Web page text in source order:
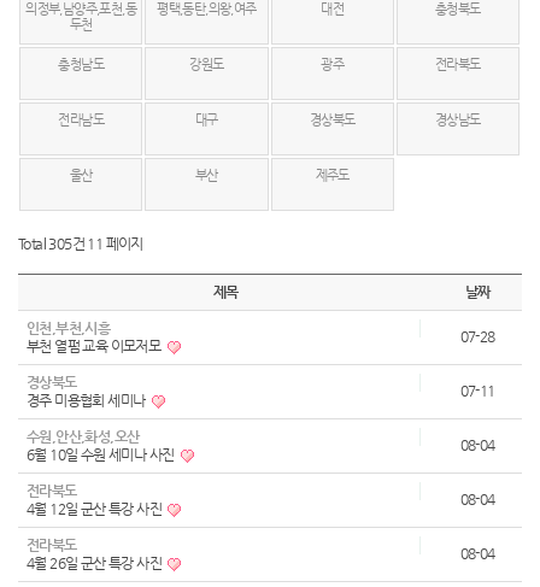
의정부,남양주,포천,동
두천
평택,동탄,의왕,여주 대전 충청북도
충청남도 강원도 광주 전라북도
전라남도 대구 경상북도 경상남도
울산 부산 제주도
Total 305건 11 페이지
제목 날짜
인천,부천,시흥
부천 열펌 교육 이모저모
07-28
경상북도
경주 미용협회 세미나
07-11
수원,안산,화성,오산
6월 10일 수원 세미나 사진
08-04
전라북도
4월 12일 군산 특강 사진
08-04
전라북도
4월 26일 군산 특강 사진
08-04